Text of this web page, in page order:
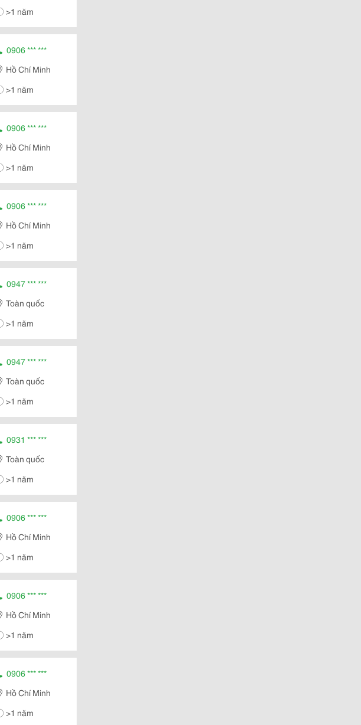
>1 năm
0906 *** ***
Hồ Chí Minh
>1 năm
0906 *** ***
Hồ Chí Minh
>1 năm
0906 *** ***
Hồ Chí Minh
>1 năm
0947 *** ***
Toàn quốc
>1 năm
0947 *** ***
Toàn quốc
>1 năm
0931 *** ***
Toàn quốc
>1 năm
0906 *** ***
Hồ Chí Minh
>1 năm
0906 *** ***
Hồ Chí Minh
>1 năm
0906 *** ***
Hồ Chí Minh
>1 năm